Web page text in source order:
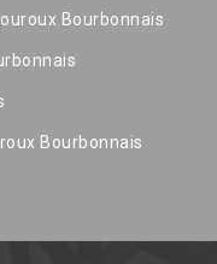
Bourbonnais
Bourbonnais